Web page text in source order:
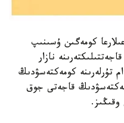
كومەگىن ۇسىنىپ
نازار
تۇرلەرىنە كومەكتەسۋدىڭ
قاجەتى جوق
وقىڭىز.